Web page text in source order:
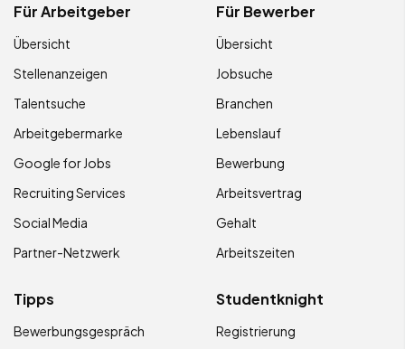
Für Arbeitgeber
Übersicht
Stellenanzeigen
Talentsuche
Arbeitgebermarke
Google for Jobs
Recruiting Services
Social Media
Partner-Netzwerk
Für Bewerber
Übersicht
Jobsuche
Branchen
Lebenslauf
Bewerbung
Arbeitsvertrag
Gehalt
Arbeitszeiten
Tipps
Bewerbungsgespräch
Studentknight
Registrierung